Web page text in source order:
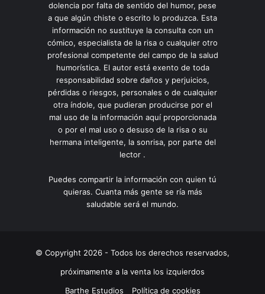
dolencia por falta de sentido del humor, pese
a que algún chiste o escrito lo produzca. Esta
información no sustituye la consulta con un
cómico, especialista de la risa o cualquier otro
profesional competente del campo de la salud
humorística. El autor está exento de toda
responsabilidad sobre daños y perjuicios,
pérdidas o riesgos, personales o de cualquier
otra índole, que pudieran producirse por el
mal uso de la información aquí proporcionada
o por el mal uso o desuso de la risa o su
hermana inteligente, la sonrisa, por parte del
lector .
Puedes compartir la información con quien tú
quieras. Cuanta más gente se ría más
saludable será el mundo.
© Copyright 2026 - Todos los derechos reservados,
próximamente a la venta los izquierdos
Barthe Estudios
Política de cookies